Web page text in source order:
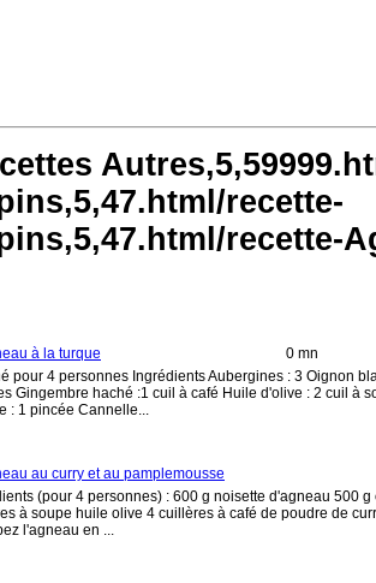
recette-
recette-
à la turque
0 mn
pour 4 personnes Ingrédients Aubergines : 3 Oignon
Gingembre haché :1 cuil à café Huile d'olive : 2 cuil à
: 1 pincée Cannelle...
au curry et au pamplemousse
(pour 4 personnes) : 600 g noisette d'agneau 500
à soupe huile olive 4 cuillères à café de poudre de
l'agneau en ...